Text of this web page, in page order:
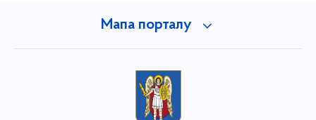
Мапа порталу